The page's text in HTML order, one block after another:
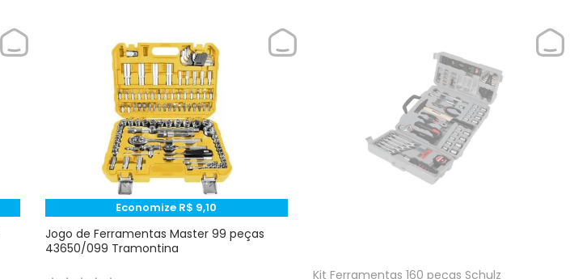
Economize R$ 9,10
Jogo de Ferramentas Master 99 peças
43650/099 Tramontina
Kit Ferramentas 160 peças Schulz